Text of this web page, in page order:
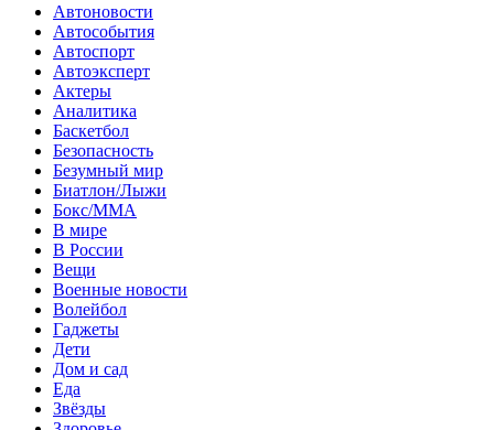
Автоновости
Автособытия
Автоспорт
Автоэксперт
Актеры
Аналитика
Баскетбол
Безопасность
Безумный мир
Биатлон/Лыжи
Бокс/MMA
В мире
В России
Вещи
Военные новости
Волейбол
Гаджеты
Дети
Дом и сад
Еда
Звёзды